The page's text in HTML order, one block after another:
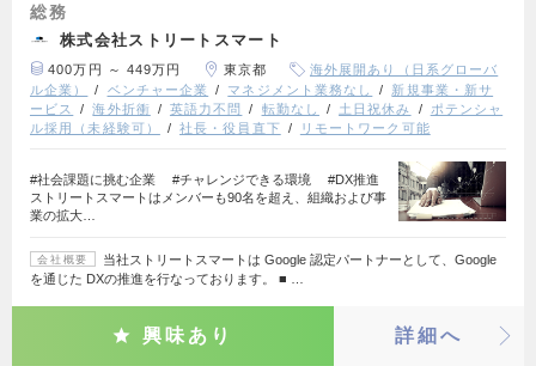
総務
株式会社ストリートスマート
400万円 ～ 449万円 東京都
海外展開あり（日系グローバ
ル企業）
ベンチャー企業 マネジメント業務なし
新規事業・新サ
ービス
海外折衝 英語力不問 転勤なし 土日祝休み
ポテンシャ
ル採用（未経験可）
社長・役員直下 リモートワーク可能
#社会課題に挑む企業 #チャレンジできる環境 #DX推進
ストリートスマートはメンバーも90名を超え、組織および事
業の拡大…
会社概要
当社ストリートスマートは Google 認定パートナーとして、Google
を通じた DXの推進を行なっております。 ■ …
興味あり 詳細へ